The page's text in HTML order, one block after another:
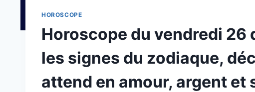
HOROSCOPE
Horoscope du vendredi 26
les signes du zodiaque,
attend en amour, argent et